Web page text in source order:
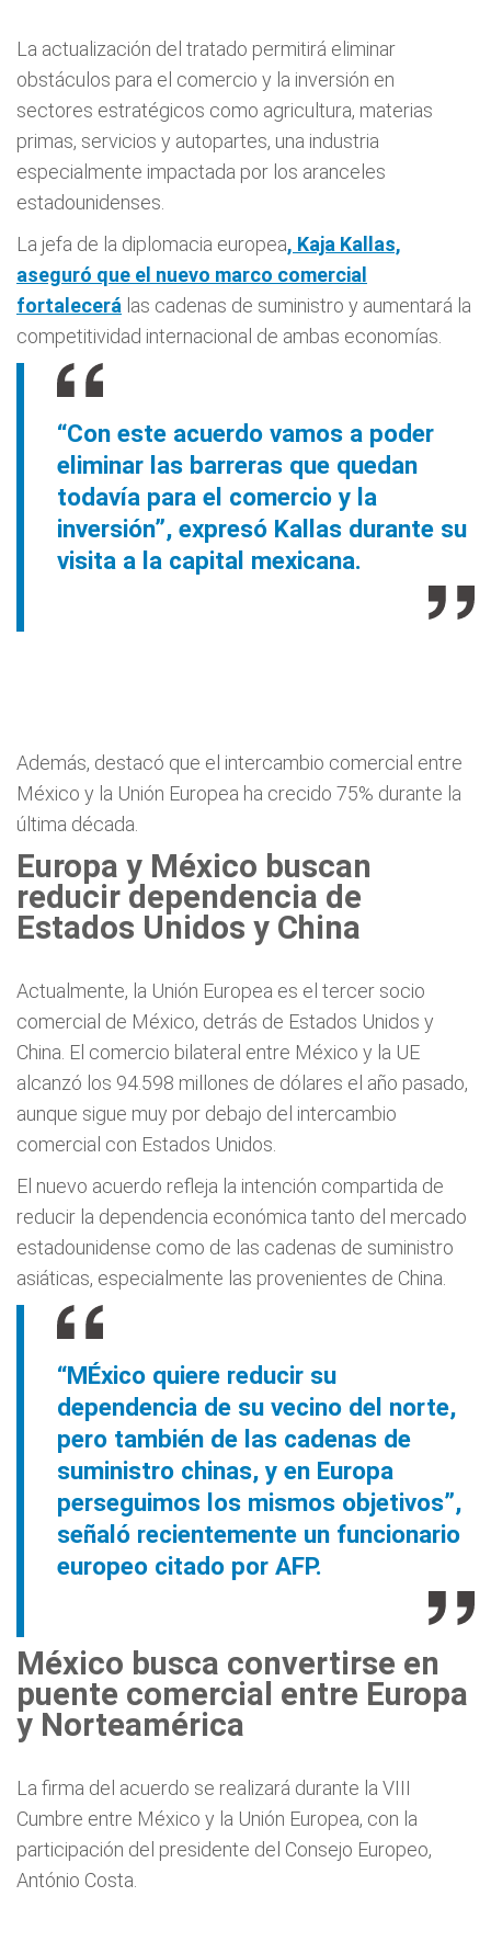
La actualización del tratado permitirá eliminar
obstáculos para el comercio y la inversión en
sectores estratégicos como agricultura, materias
primas, servicios y autopartes, una industria
especialmente impactada por los aranceles
estadounidenses.
La jefa de la diplomacia europea, Kaja Kallas,
aseguró que el nuevo marco comercial
fortalecerá las cadenas de suministro y aumentará la
competitividad internacional de ambas economías.
“Con este acuerdo vamos a poder
eliminar las barreras que quedan
todavía para el comercio y la
inversión”, expresó Kallas durante su
visita a la capital mexicana.
Además, destacó que el intercambio comercial entre
México y la Unión Europea ha crecido 75% durante la
última década.
Europa y México buscan
reducir dependencia de
Estados Unidos y China
Actualmente, la Unión Europea es el tercer socio
comercial de México, detrás de Estados Unidos y
China. El comercio bilateral entre México y la UE
alcanzó los 94.598 millones de dólares el año pasado,
aunque sigue muy por debajo del intercambio
comercial con Estados Unidos.
El nuevo acuerdo refleja la intención compartida de
reducir la dependencia económica tanto del mercado
estadounidense como de las cadenas de suministro
asiáticas, especialmente las provenientes de China.
“MÉxico quiere reducir su
dependencia de su vecino del norte,
pero también de las cadenas de
suministro chinas, y en Europa
perseguimos los mismos objetivos”,
señaló recientemente un funcionario
europeo citado por AFP.
México busca convertirse en
puente comercial entre Europa
y Norteamérica
La firma del acuerdo se realizará durante la VIII
Cumbre entre México y la Unión Europea, con la
participación del presidente del Consejo Europeo,
António Costa.